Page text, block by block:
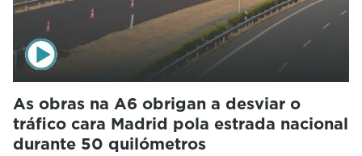
As obras na A6 obrigan a desviar o
tráfico cara Madrid pola estrada nacional
durante 50 quilómetros